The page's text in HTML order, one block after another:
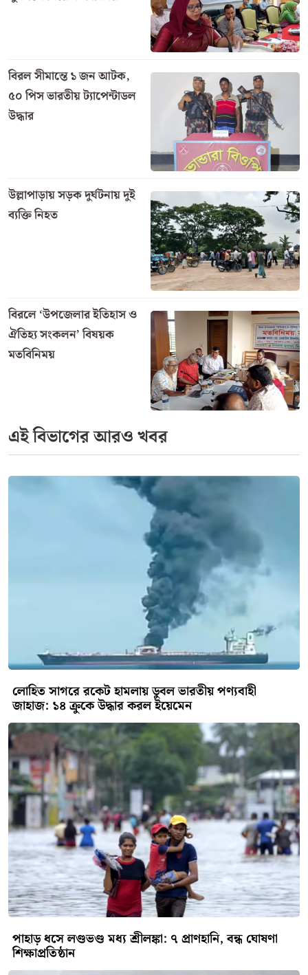
বাবার মোটর সাইকেলে চড়ে কলেজে আসছিলেন। পথে
মোটর সাইকেলের পিছনের চাকায় বোরকা পেচিয়ে গুরুতর
আহত হন মেয়ে। আশঙ্কাজনক অবস্থায় ঢাকায় নেওয়ার পথে
মৃত্যু হয় তার। রোববার দুপুরে এ হৃদয় বিদারক ঘটনাটি ঘটে
হাতিয়া উপজেলার জাহাজমারা ইউনিয়নে।
নিহত কলেজ ছাত্রী ইশরাত জাহান শান্তা হাতিয়া ডিগ্রী
কলেজের মানবিক একাদশ শ্রেনির ছাত্রী। সে জাহাজমারা
ইউনিয়নের নতুন সুখচর গ্রামের পল্লী চিকিৎসক মো. আরিফের
মেয়ে।
ঘটনার বিবরণে জানা যায়, সকালে জাহাজমার নিজ বাড়ী
থেকে মোটর সাইকেলে বাবা মেয়ে কলেজের উদ্দেশ্যে
রওয়ানা দেয়। মোটর সাইকেলটি সোনাদিয়া এলাকার হিল্টন
রোড পৌঁছলে শান্তার বোরকার নীচের অংশ পিছনের চাকার
সাথে পেঁচিয়ে যায়। গলায় ঝুলানো থাকা বোরকার অংশটি টান
পড়লে শান্তা মাটিতে ছিটকে পড়ে।
এ সময় চলন্ত মোটর সাইকেলের গতি থাকায় তাকে অনেক দূর
পর্যন্ত গলায় ফাঁসের মত চেচিয়ে নিয়ে যায়। পরে পথচারিরা
আহত বাবা ও মেয়েকে উদ্ধার করে হাতিয়া উপজেলা স্বাস্থ্য
কমপ্লেক্সে নিয়ে আসে। শান্তার অবস্থার অবনতি হওয়ায়
জরুরীভাবে উন্নত চিকিৎসার জন্য ঢাকা পাঠানো হয়।
হাসপাতালের উপসহকারি মেডিকেল অফিসার মো. শামীম
জানান, শান্তার মাথায় গুরুতর জখম হয়। এছাড়া তার ওড়না
হাসপাতালে আনার পরপরই তাকে উন্নত চিকিৎসার জন্য বাইরে
শান্তার চাচা মো. আশ্রাফ জানান, আশঙ্কাজনক ভাবে তাকে
ঢাকা নেওয়ার জন্য নদীর ওপারে পৌঁছলে শান্তার মৃত্যু হয়।
পরে শান্তার মৃতদেহ তারা বাড়ীতে নিয়ে আসেন। এদিকে
শান্তার মৃত্যুতে তার বাবা অনেকটা হতবিহ¦ল। তিনি সবার সাথে
অস্বাভাবিক আচরণ করছেন।
এ বিষয়ে হাতিয়া থানা ভারপ্রাপ্ত কর্মকর্তা (ওসি) একেএম
আজমল হুদা বলেন, ঘটনাটি আমি শুনেছি। শান্তার পরিবারের
পক্ষ থেকে কোন অভিযোগ দেওয়া হয়নি। অভিযোগ পেলে
সর্বশেষ
রাজশাহীতে অনুমোদনহীন দই,
মিষ্টি ও ঘি বিক্রি: আরাফাত
সুইটসকে জরিমানা
বড়াইগ্রামে শিক্ষাপ্রতিষ্ঠানে
যৌন হয়রানি প্রতিরোধ কমিটি
পুনর্গঠন নিয়ে মতবিনিময়